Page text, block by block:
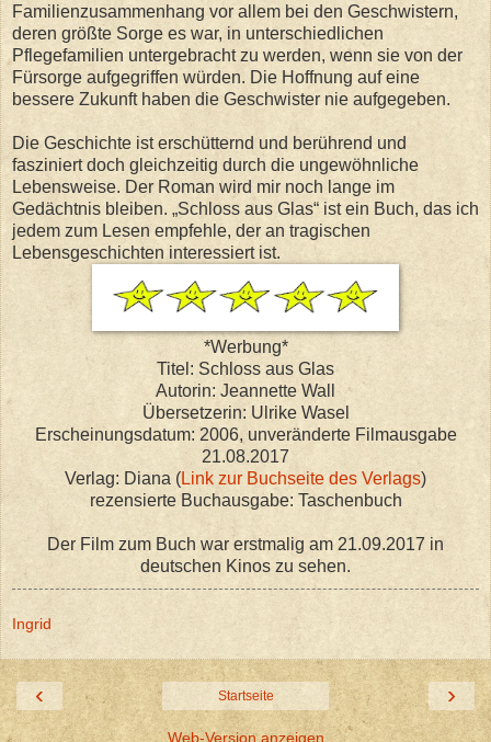
Familienzusammenhang vor allem bei den Geschwistern,
deren größte Sorge es war, in unterschiedlichen
Pflegefamilien untergebracht zu werden, wenn sie von der
Fürsorge aufgegriffen würden. Die Hoffnung auf eine
bessere Zukunft haben die Geschwister nie aufgegeben.
Die Geschichte ist erschütternd und berührend und
fasziniert doch gleichzeitig durch die ungewöhnliche
Lebensweise. Der Roman wird mir noch lange im
Gedächtnis bleiben. „Schloss aus Glas“ ist ein Buch, das ich
jedem zum Lesen empfehle, der an tragischen
Lebensgeschichten interessiert ist.
*Werbung*
Titel: Schloss aus Glas
Autorin: Jeannette Wall
Übersetzerin: Ulrike Wasel
Erscheinungsdatum: 2006, unveränderte Filmausgabe
21.08.2017
Verlag: Diana (Link zur Buchseite des Verlags)
rezensierte Buchausgabe: Taschenbuch
Der Film zum Buch war erstmalig am 21.09.2017 in
deutschen Kinos zu sehen.
Ingrid
‹ ›
Startseite
Web-Version anzeigen